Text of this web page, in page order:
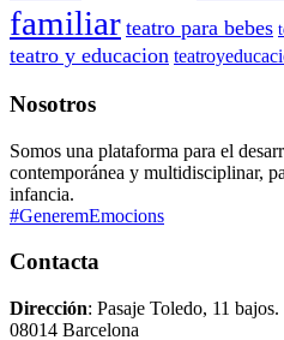
familiar teatro para bebes
teatro y educacion
Nosotros
Somos una plataforma para el
contemporánea y multidisciplinar,
infancia.
#GeneremEmocions
Contacta
Dirección: Pasaje Toledo, 11 bajos.
08014 Barcelona